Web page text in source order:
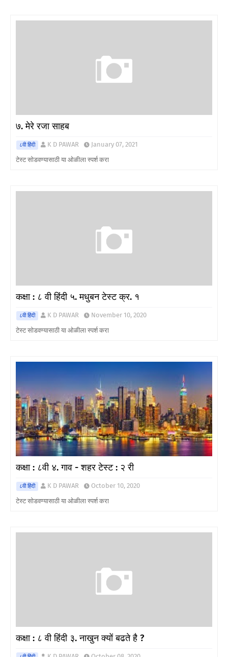
७. मेरे रजा साहब
८वी हिंदी K D PAWAR
January 07, 2021
टेस्ट सोडवण्यासाठी या ओळीला स्पर्श करा
कक्षा : ८ वी हिंदी ५. मधुबन टेस्ट क्र. १
८वी हिंदी K D PAWAR
November 10, 2020
टेस्ट सोडवण्यासाठी या ओळीला स्पर्श करा
कक्षा : ८वी ४. गाव - शहर टेस्ट : २ री
८वी हिंदी K D PAWAR
October 10, 2020
टेस्ट सोडवण्यासाठी या ओळीला स्पर्श करा
कक्षा : ८ वी हिंदी ३. नाखुन क्यों बढते है ?